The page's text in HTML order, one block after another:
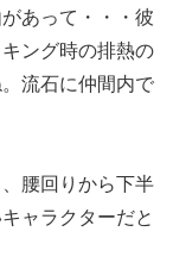
あって・・・彼
ング時の排熱の
流石に仲間内で
腰回りから下半
ャラクターだと